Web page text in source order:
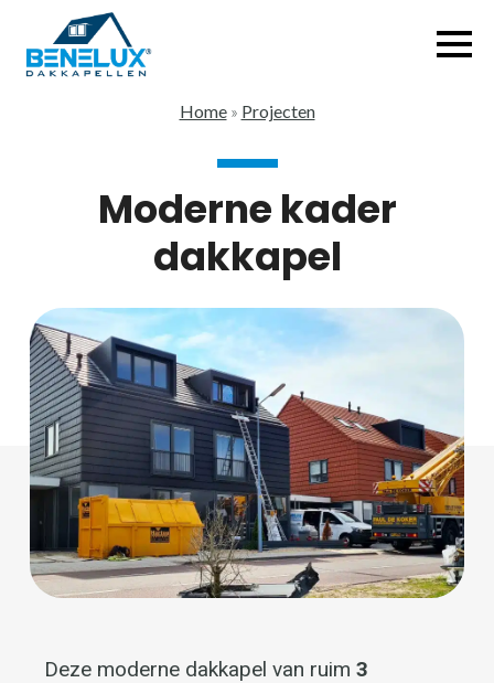
Home» Projecten
Moderne kader
dakkapel
3